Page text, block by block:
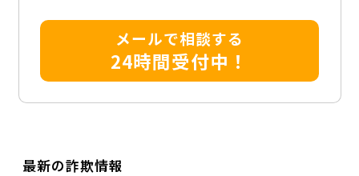
メールで相談する
24時間受付中！
最新の詐欺情報